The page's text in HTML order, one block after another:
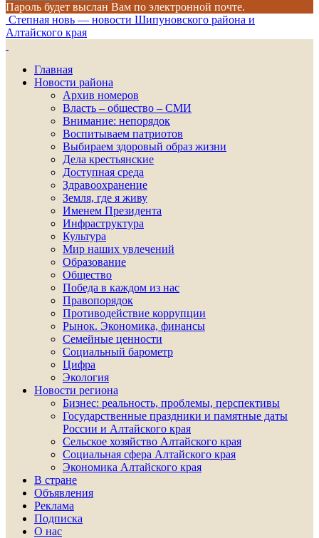
Пароль будет выслан Вам по электронной почте.
Степная новь — новости Шипуновского района и
Алтайского края
Главная
Новости района
Архив номеров
Власть – общество – СМИ
Внимание: непорядок
Воспитываем патриотов
Выбираем здоровый образ жизни
Дела крестьянские
Доступная среда
Здравоохранение
Земля, где я живу
Именем Президента
Инфраструктура
Культура
Мир наших увлечений
Образование
Общество
Победа в каждом из нас
Правопорядок
Противодействие коррупции
Рынок. Экономика, финансы
Семейные ценности
Социальный барометр
Цифра
Экология
Новости региона
Бизнес: реальность, проблемы, перспективы
Государственные праздники и памятные даты
России и Алтайского края
Сельское хозяйство Алтайского края
Социальная сфера Алтайского края
Экономика Алтайского края
В стране
Объявления
Реклама
Подписка
О нас